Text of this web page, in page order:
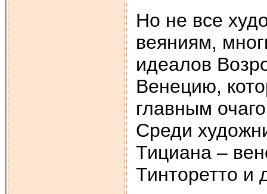
Но не все
веяниям,
идеалов
Венецию,
главным
Среди
Тициана –
Тинторетто и